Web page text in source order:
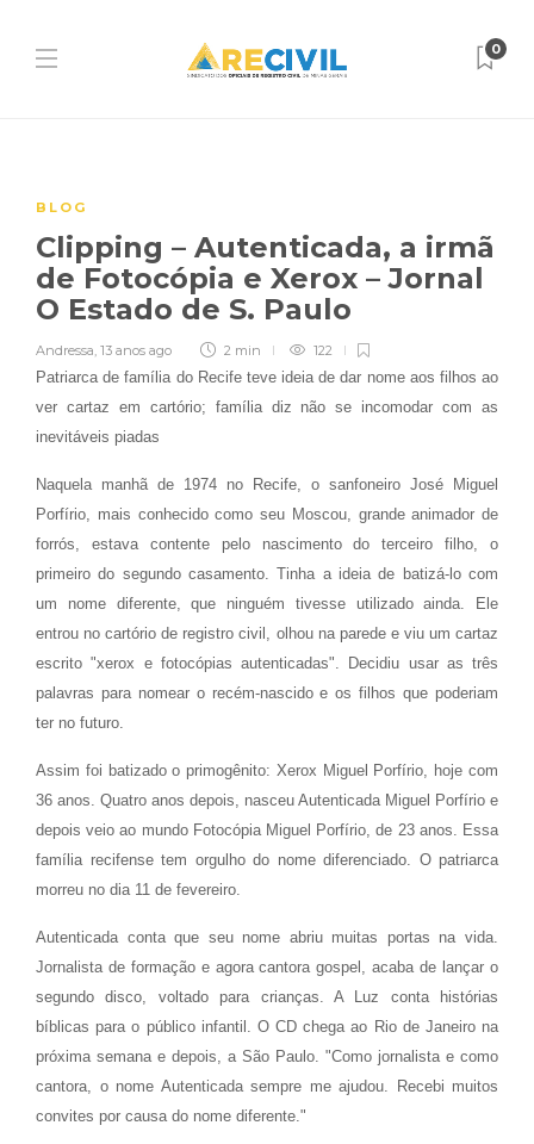
0
BLOG
Clipping – Autenticada, a irmã
de Fotocópia e Xerox – Jornal
O Estado de S. Paulo
Andressa, 13 anos ago 2 min 122
Patriarca de família do Recife teve ideia de dar nome aos filhos ao
ver cartaz em cartório; família diz não se incomodar com as
inevitáveis piadas
Naquela manhã de 1974 no Recife, o sanfoneiro José Miguel
Porfírio, mais conhecido como seu Moscou, grande animador de
forrós, estava contente pelo nascimento do terceiro filho, o
primeiro do segundo casamento. Tinha a ideia de batizá-lo com
um nome diferente, que ninguém tivesse utilizado ainda. Ele
entrou no cartório de registro civil, olhou na parede e viu um cartaz
escrito "xerox e fotocópias autenticadas". Decidiu usar as três
palavras para nomear o recém-nascido e os filhos que poderiam
ter no futuro.
Assim foi batizado o primogênito: Xerox Miguel Porfírio, hoje com
36 anos. Quatro anos depois, nasceu Autenticada Miguel Porfírio e
depois veio ao mundo Fotocópia Miguel Porfírio, de 23 anos. Essa
família recifense tem orgulho do nome diferenciado. O patriarca
morreu no dia 11 de fevereiro.
Autenticada conta que seu nome abriu muitas portas na vida.
Jornalista de formação e agora cantora gospel, acaba de lançar o
segundo disco, voltado para crianças. A Luz conta histórias
bíblicas para o público infantil. O CD chega ao Rio de Janeiro na
próxima semana e depois, a São Paulo. "Como jornalista e como
cantora, o nome Autenticada sempre me ajudou. Recebi muitos
convites por causa do nome diferente."